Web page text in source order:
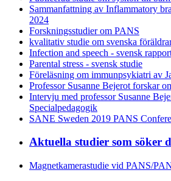
Sammanfattning av Inflammatory
2024
Forskningsstudier om PANS
kvalitativ studie om svenska
Infection and speech - svensk
Parental stress - svensk studie
Föreläsning om immunpsykiatri av
Professor Susanne Bejerot forskar
Intervju med professor Susanne
Specialpedagogik
SANE Sweden 2019 PANS
Aktuella studier som söker
Magnetkamerastudie vid PANS/